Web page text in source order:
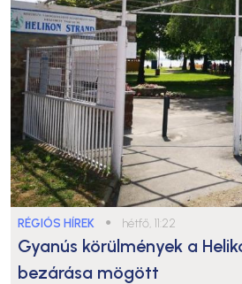
RÉGIÓS HÍREK ● hétfő, 11:22
Gyanús körülmények a
bezárása mögött